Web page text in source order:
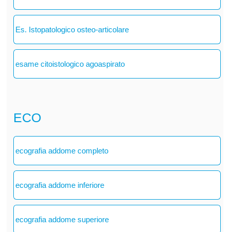
Es. Istopatologico osteo-articolare
esame citoistologico agoaspirato
ECO
ecografia addome completo
ecografia addome inferiore
ecografia addome superiore